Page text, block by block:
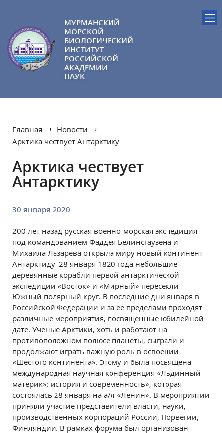
МУРМАНСКИЙ
МОРСКОЙ
БИОЛОГИЧЕСКИЙ
ИНСТИТУТ
РОССИЙСКОЙ
АКАДЕМИИ
НАУК
Главная
Новости
Арктика чествует Антарктику
Арктика чествует
Антарктику
30 января 2020
200 лет назад русская военно-морская экспедиция
под командованием Фаддея Белинсгаузена и
Михаила Лазарева открыла миру новый континент
Антарктиду. 28 января 1820 года небольшие
деревянные корабли первой антарктической
экспедиции «Восток» и «Мирный» пересекли
Южный полярный круг. В последние дни января в
Российской Федерации и за ее пределами проходят
различные мероприятия, посвященные юбилейной
дате. Ученые Арктики, хоть и работают на
противоположном полюсе планеты, сыграли и
продолжают играть важную роль в освоении
«Шестого континента». Этому и была посвящена
международная научная конференция «Льдинный
материк»: история и современность», которая
состоялась 28 января на а/л «Ленин». В мероприятии
приняли участие представители власти, науки,
производственных корпораций России, Норвегии,
Финляндии. В рамках форума был организован